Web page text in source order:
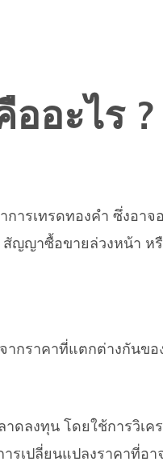
อะไร ?
การเทรดทองคำ ซึ่งอา
สัญญาซื้อขายล่วงหน้า
ากราคาที่แตกต่างกันข
ดลงทุน โดยใช้การวิเค
รเปลี่ยนแปลงราคาที่อา